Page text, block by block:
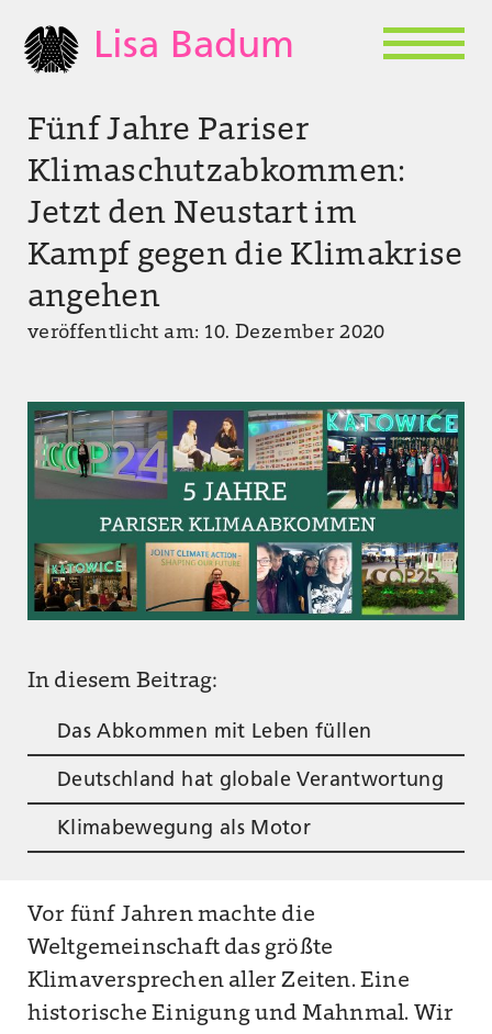
Lisa Badum
Fünf Jahre Pariser
Klimaschutzabkommen:
Jetzt den Neustart im
Kampf gegen die Klimakrise
angehen
veröffentlicht am: 10. Dezember 2020
In diesem Beitrag:
Das Abkommen mit Leben füllen
Deutschland hat globale Verantwortung
Klimabewegung als Motor
Vor fünf Jahren machte die
Weltgemeinschaft das größte
Klimaversprechen aller Zeiten. Eine
historische Einigung und Mahnmal. Wir